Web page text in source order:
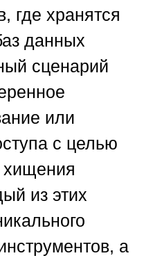
где хранятся
данных
сценарий
или
с целью
хищения
из этих
а